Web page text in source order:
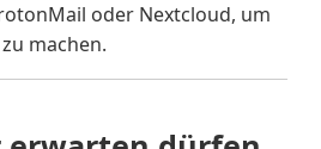
oder Nextcloud, um
machen.